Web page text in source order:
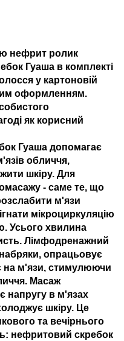
нефрит ролик
Гуаша в комплекті
у картоновій
оформленням.
як корисний
Гуаша допомагає
обличчя,
шкіру. Для
- саме те, що
м'язи
мікроциркуляцію
Усього хвилина
Лімфодренажний
опрацьовує
на м'язи, стимулюючи
Масаж
напругу в м'язах
шкіру. Це
та вечірнього
нефритовий скребок